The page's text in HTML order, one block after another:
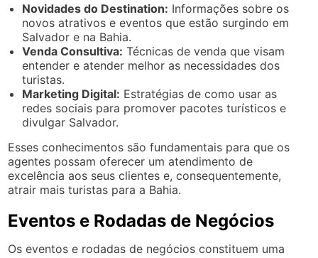
Novidades do Destination: Informações sobre os
novos atrativos e eventos que estão surgindo em
Salvador e na Bahia.
Venda Consultiva: Técnicas de venda que visam
entender e atender melhor as necessidades dos
turistas.
Marketing Digital: Estratégias de como usar as
redes sociais para promover pacotes turísticos e
divulgar Salvador.
Esses conhecimentos são fundamentais para que os
agentes possam oferecer um atendimento de
excelência aos seus clientes e, consequentemente,
atrair mais turistas para a Bahia.
Eventos e Rodadas de Negócios
Os eventos e rodadas de negócios constituem uma